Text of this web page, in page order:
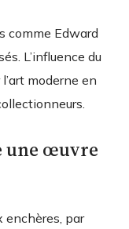
comme Edward
L’influence du
moderne en
une œuvre
enchères, par